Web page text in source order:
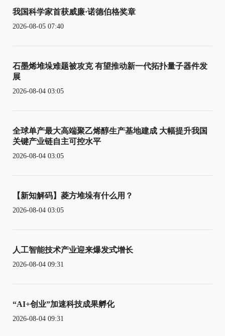
我国科学家首获威廉·诺德伯格奖章
2026-08-05 07:40
石墨烯堆垛难题被攻克 有望推动新一代拓扑量子器件发
展
2026-08-04 03:05
全球单产最大高端聚乙烯醇生产基地建成 大幅提升我国
关键产业链自主可控水平
2026-08-04 03:05
【新知解码】菱方堆垛有什么用？
2026-08-04 03:05
人工智能技术产业迎来爆发式增长
2026-08-04 09:31
“AI+创业”加速科技成果孵化
2026-08-04 09:31